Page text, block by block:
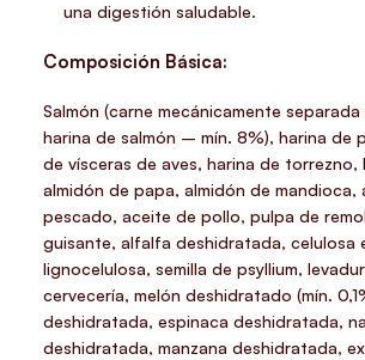
una digestión saludable.
Composición Básica:
Salmón (carne mecánicamente separada
harina de salmón – mín. 8%), harina de
de vísceras de aves, harina de torrezno,
almidón de papa, almidón de mandioca,
pescado, aceite de pollo, pulpa de
guisante, alfalfa deshidratada, celulosa
lignocelulosa, semilla de psyllium,
cervecería, melón deshidratado (mín.
deshidratada, espinaca deshidratada,
deshidratada, manzana deshidratada,